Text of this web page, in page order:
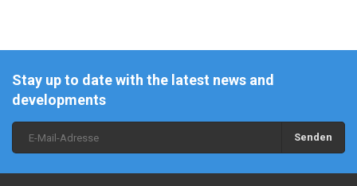
Stay up to date with the latest news and
developments
Senden